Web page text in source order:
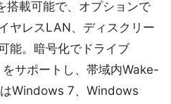
載可能で、オプションで
ヤレスLAN、ディスクリー
能。暗号化でドライブ
サポートし、帯域内Wake-
Windows 7、Windows